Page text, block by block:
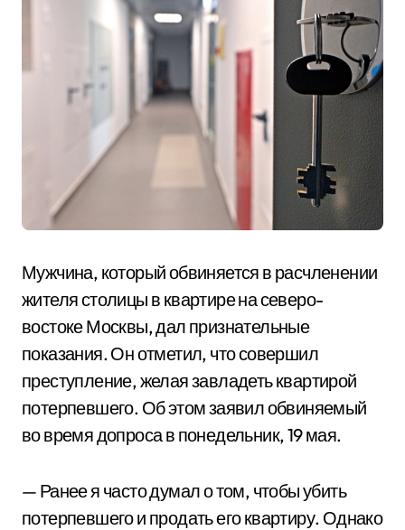
Мужчина, который обвиняется в расчленении
жителя столицы в квартире на северо-
востоке Москвы, дал признательные
показания. Он отметил, что совершил
преступление, желая завладеть квартирой
потерпевшего. Об этом заявил обвиняемый
во время допроса в понедельник, 19 мая.
— Ранее я часто думал о том, чтобы убить
потерпевшего и продать его квартиру. Однако